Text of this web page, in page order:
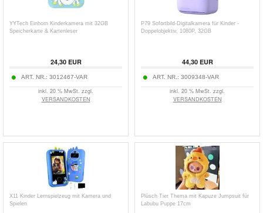
YYTech Einhorn Kinderkamera mit 32GB
Speicherkarte & Kartenleser
24,30EUR
ART. NR.: 3012467-VAR
inkl. 20 % MwSt. zzgl.
VERSANDKOSTEN
P79 Sofortbild-Digitalkamera für Kinder -
Doppelobjektiv, 1080P, 32GB
44,30EUR
ART. NR.: 3009348-VAR
inkl. 20 % MwSt. zzgl.
VERSANDKOSTEN
X11 Kinder Lernspielzeug mit Kamera und
Spielen
Plüsch Tier Thema mit Kapuze Jumpsuit für
Labubu Puppe 17cm